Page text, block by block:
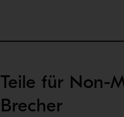
Teile für Non-
Brecher